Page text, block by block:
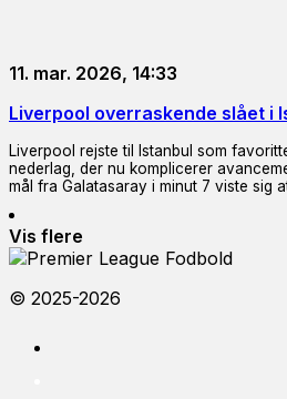
11. mar. 2026, 14:33
Liverpool overraskende slået i
Liverpool rejste til Istanbul som
nederlag, der nu komplicerer
mål fra Galatasaray i minut 7 viste sig
Vis flere
© 2025-2026